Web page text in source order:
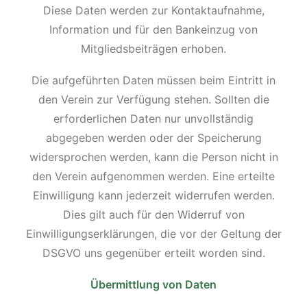
Diese Daten werden zur Kontaktaufnahme,
Information und für den Bankeinzug von
Mitgliedsbeiträgen erhoben.
Die aufgeführten Daten müssen beim Eintritt in
den Verein zur Verfügung stehen. Sollten die
erforderlichen Daten nur unvollständig
abgegeben werden oder der Speicherung
widersprochen werden, kann die Person nicht in
den Verein aufgenommen werden. Eine erteilte
Einwilligung kann jederzeit widerrufen werden.
Dies gilt auch für den Widerruf von
Einwilligungserklärungen, die vor der Geltung der
DSGVO uns gegenüber erteilt worden sind.
Übermittlung von Daten